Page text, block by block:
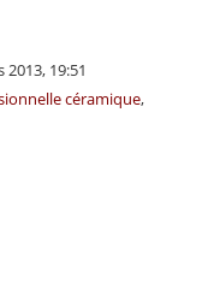
19:51
céramique